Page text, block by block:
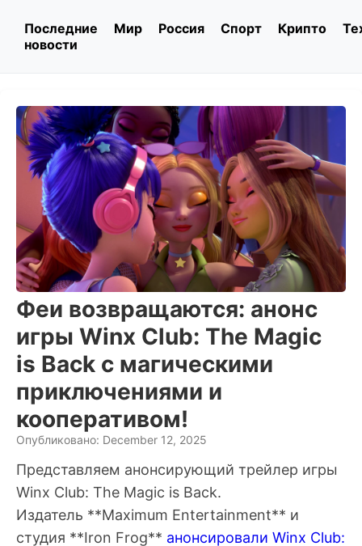
Последние
новости
Мир Россия Спорт Крипто
Феи возвращаются: анонс
игры Winx Club: The Magic
is Back с магическими
приключениями и
кооперативом!
Опубликовано: December 12, 2025
Представляем анонсирующий трейлер игры
Winx Club: The Magic is Back.
Издатель **Maximum Entertainment** и
студия **Iron Frog** анонсировали Winx Club: